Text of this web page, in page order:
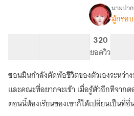
เรื่อง[e-
ซอ
นมิน
(End)
นามปา
มู้กรอบ
320
ยอดวิว
ซอนมินกำลังตัดพ้อชีวิตของตัวเองระหว่า
และคณะที่อยากจะเข้า เมื่อรู้ตัวอีกทีจาก
ตอนนี้ห้องเรียนของเขาก็ได้เปลี่ยนเป็นที่อื่